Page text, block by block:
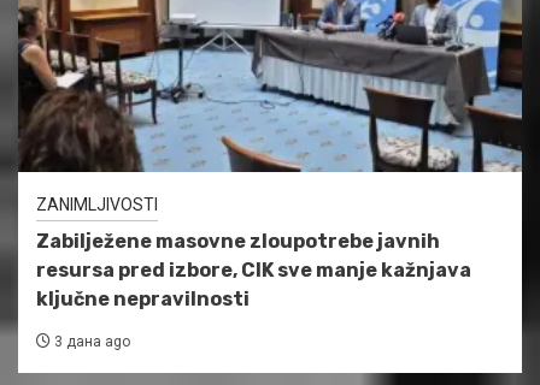
ZANIMLJIVOSTI
Zabilježene masovne zloupotrebe javnih
resursa pred izbore, CIK sve manje kažnjava
ključne nepravilnosti
3 дана ago